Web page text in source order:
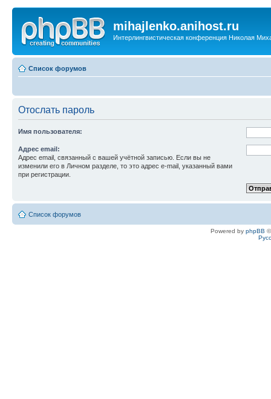
mihajlenko.anihost.ru
Интерлингвистическая конференция Николая
Список форумов
Отослать пароль
Имя пользователя:
Адрес email:
Адрес email, связанный с вашей учётной записью. Если вы не
изменили его в Личном разделе, то это адрес e-mail, указанный вами
при регистрации.
Список форумов
Powered by phpBB